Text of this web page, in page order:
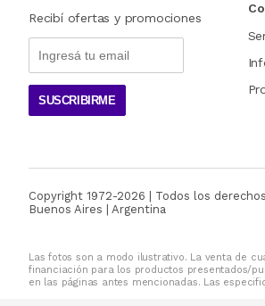
Recibí ofertas y promociones
SUSCRIBIRME
Copyright 1972-2026 | Todos los
Buenos Aires | Argentina
Las fotos son a modo ilustrativo. La venta de
financiación para los productos presentados/
en las páginas antes mencionadas. Las